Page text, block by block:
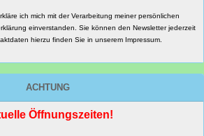
ich mich mit der Verarbeitung meiner persönlichen
einverstanden. Sie können den Newsletter jederzeit
hierzu finden Sie in unserem Impressum.
ACHTUNG
Öffnungszeiten!